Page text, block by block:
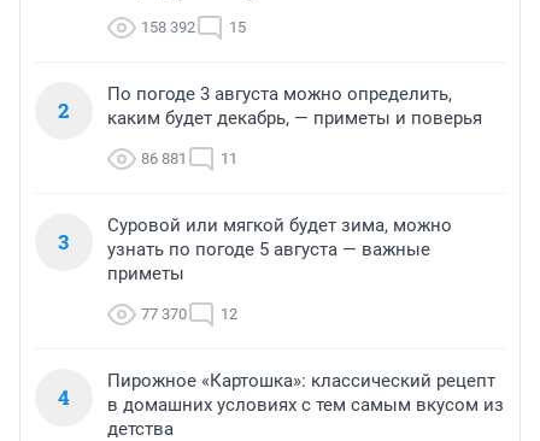
158 392 15
2
По погоде 3 августа можно определить,
каким будет декабрь, — приметы и поверья
86 881 11
3
Суровой или мягкой будет зима, можно
узнать по погоде 5 августа — важные
приметы
77 370 12
4
Пирожное «Картошка»: классический рецепт
в домашних условиях с тем самым вкусом из
детства